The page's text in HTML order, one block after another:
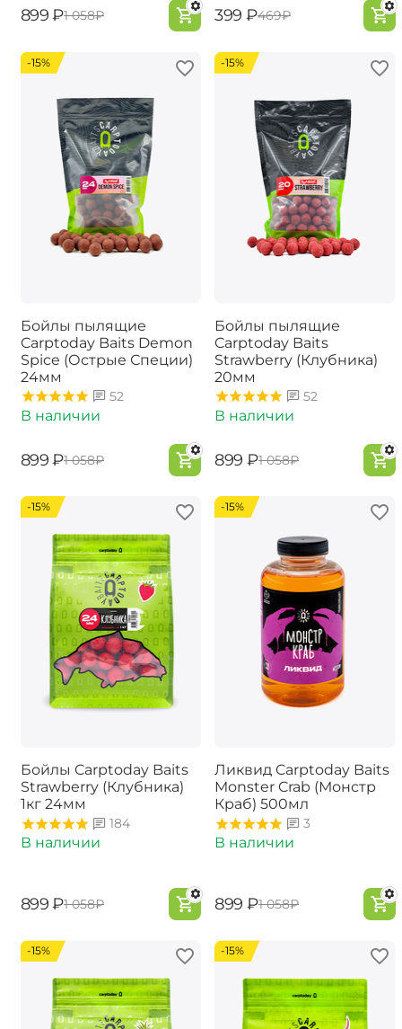
‍899‍ ₽‍1 058‍₽ ‍399‍ ₽‍469‍₽
-15%
Бойлы пылящие
Carptoday Baits Demon
Spice (Острые Специи)
24мм
52
В наличии
‍899‍ ₽‍1 058‍₽
-15%
Бойлы пылящие
Carptoday Baits
Strawberry (Клубника)
20мм
52
В наличии
‍899‍ ₽‍1 058‍₽
-15%
Бойлы Carptoday Baits
Strawberry (Клубника)
1кг 24мм
184
В наличии
‍899‍ ₽‍1 058‍₽
-15%
Ликвид Carptoday Baits
Monster Crab (Монстр
Краб) 500мл
3
В наличии
‍899‍ ₽‍1 058‍₽
-15% -15%